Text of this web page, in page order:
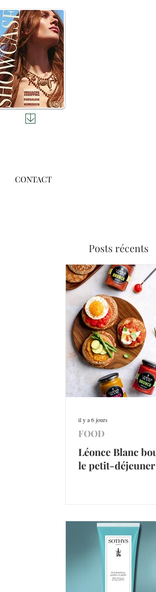
CONTACT
Léonce Blanc
le petit-déjeuner
FOOD
il y a 6 jours
Posts récents